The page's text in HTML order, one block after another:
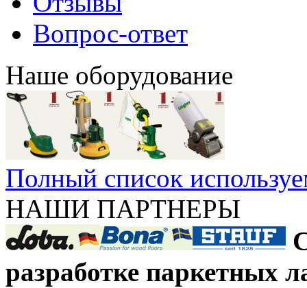
Вопрос-ответ
Наше оборудование
Полный список
НАШИ ПАРТНЕРЫ
разработке паркетных